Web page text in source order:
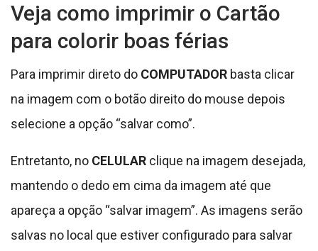
Veja como imprimir o Cartão
para colorir boas férias
Para imprimir direto do COMPUTADOR basta clicar
na imagem com o botão direito do mouse depois
selecione a opção “salvar como”.
Entretanto, no CELULAR clique na imagem desejada,
mantendo o dedo em cima da imagem até que
apareça a opção “salvar imagem”. As imagens serão
salvas no local que estiver configurado para salvar